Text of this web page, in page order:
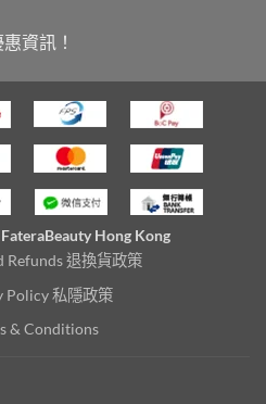
資訊！
FateraBeauty Hong Kong
Refunds 退換貨政策
Policy 私隱政策
& Conditions